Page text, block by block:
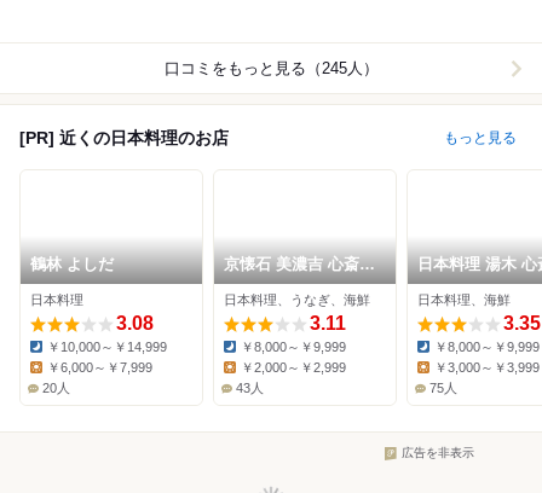
口コミをもっと見る（245人）
[PR] 近くの日本料理のお店 もっと見る
鶴林 よしだ
日本料理
3.08
￥10,000～￥14,999
￥6,000～￥7,999
20人
京懐石 美濃吉 心斎橋
御堂筋店
日本料理、うなぎ、海鮮
3.11
Dinner:
￥8,000～￥9,999
￥2,000～￥2,999
43人
日本料理 湯木 心
店
日本料理、海鮮
3.35
Dinner:
￥8,000～￥9,999
￥3,000～￥3,999
75人
広告を非表示